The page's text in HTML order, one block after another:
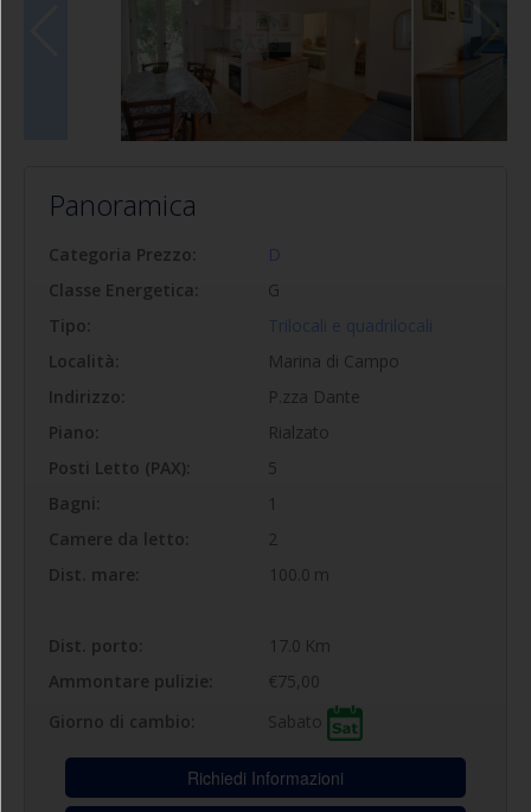
Panoramica
Categoria Prezzo:
D
Classe Energetica:
G
Tipo:
Trilocali e quadrilocali
Località:
Marina di Campo
Indirizzo:
P.zza Dante
Piano:
Rialzato
Posti Letto (PAX):
5
Bagni:
1
Camere da letto:
2
Dist. mare:
100.0 m
Dist. porto: 17.0 Km
Ammontare pulizie:
€75,00
Giorno di cambio:
Sabato
Richiedi Informazioni